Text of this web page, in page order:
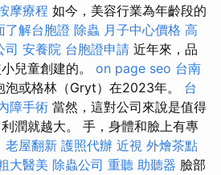
摩療程 如今，美容行業為年齡段的
了解台胞證 除蟲 月子中心價格 高
司 安養院 台胞證申請 近年來，品
兒童創建的。 on page seo 台南
泡或格林（Gryt）在2023年。 台
障手術 當然，這對公司來說是值得
潤就越大。 手，身體和臉上有專
老屋翻新 護照代辦 近視 外燴茶點
大醫美 除蟲公司 重聽 助聽器 臉部